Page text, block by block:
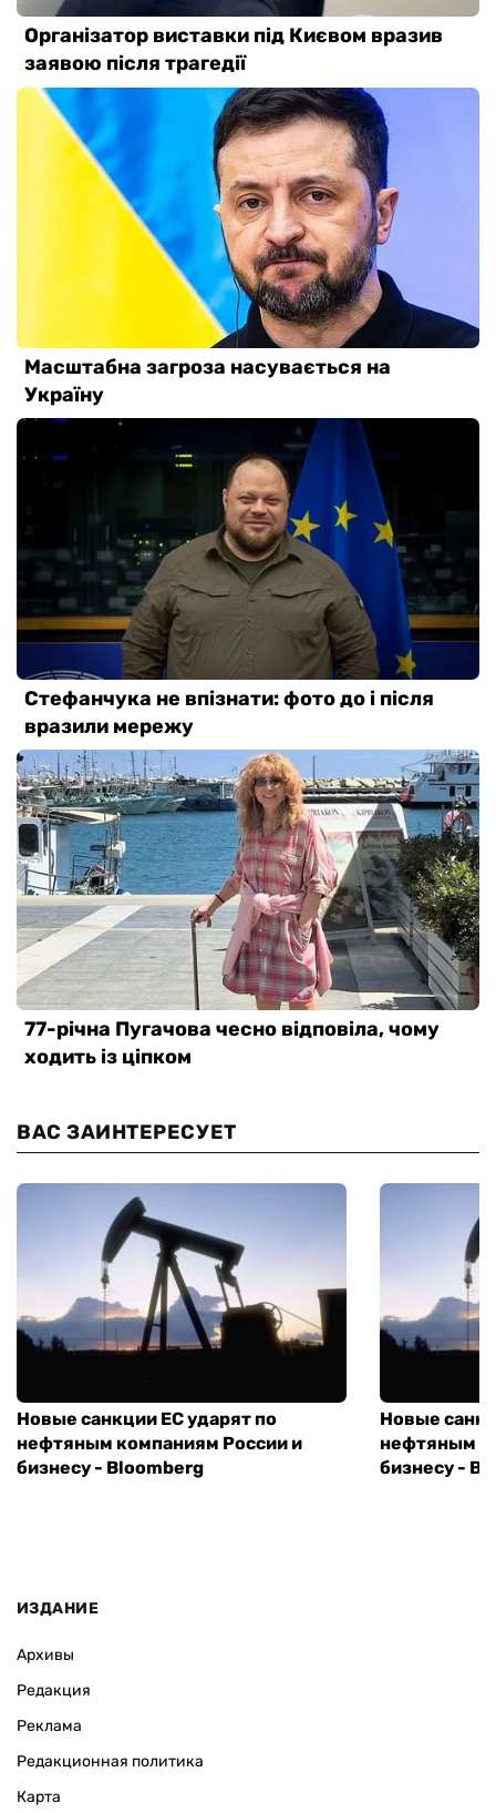
ВАС ЗАИНТЕРЕСУЕТ
Новые санкции ЕС ударят по
нефтяным компаниям России и
бизнесу - Bloomberg
Новые
нефтяным
бизнесу -
ИЗДАНИЕ
Архивы
Редакция
Реклама
Редакционная политика
Карта